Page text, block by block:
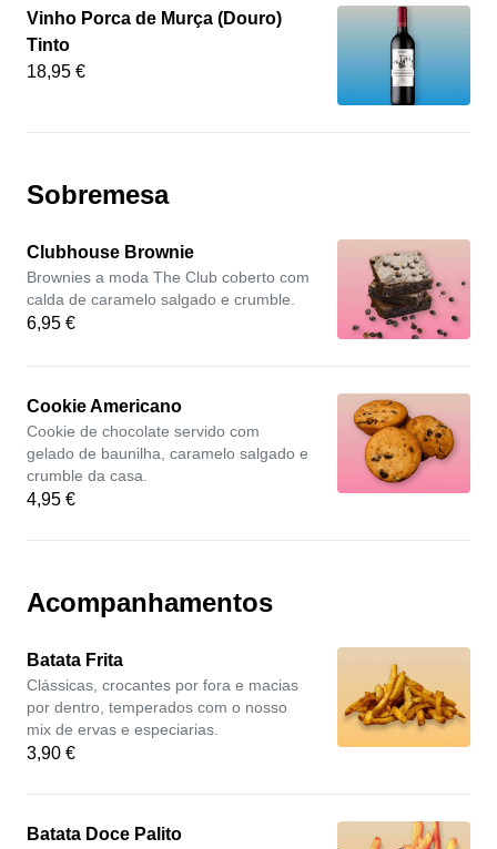
Vinho Porca de Murça (Douro)
Tinto
18,95 €
Sobremesa
Clubhouse Brownie
Brownies a moda The Club coberto com
calda de caramelo salgado e crumble.
6,95 €
Cookie Americano
Cookie de chocolate servido com
gelado de baunilha, caramelo salgado e
crumble da casa.
4,95 €
Acompanhamentos
Batata Frita
Clássicas, crocantes por fora e macias
por dentro, temperados com o nosso
mix de ervas e especiarias.
3,90 €
Batata Doce Palito